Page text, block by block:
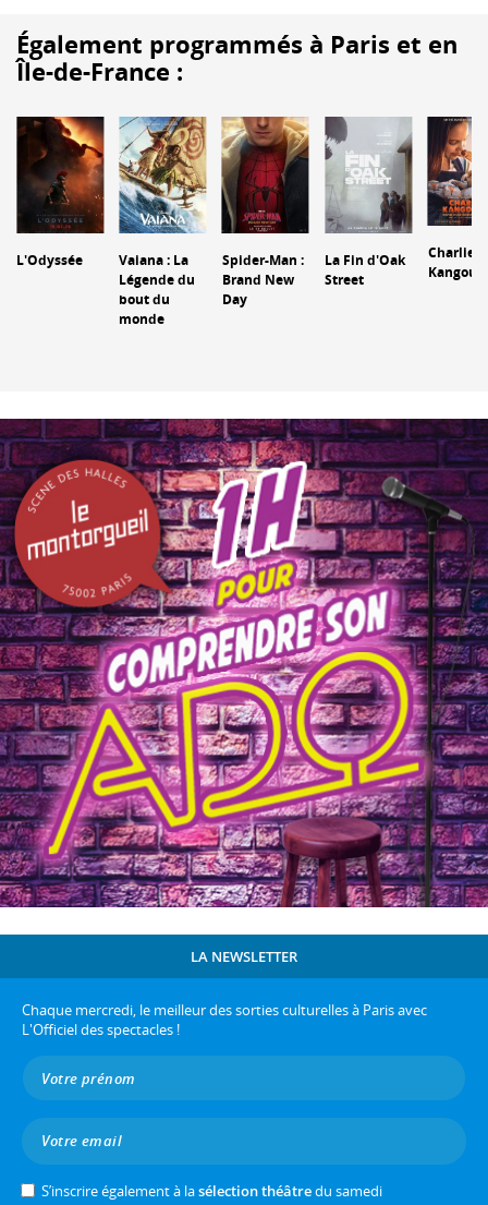
Également programmés à Paris et en
Île-de-France :
L'Odyssée
Vaiana : La
Légende du
bout du
monde
Spider-Man :
Brand New
Day
La Fin d'Oak
Street
Charlie
LA NEWSLETTER
Chaque mercredi, le meilleur des sorties culturelles à Paris avec
L'Officiel des spectacles !
S’inscrire également à lasélection théâtredu samedi